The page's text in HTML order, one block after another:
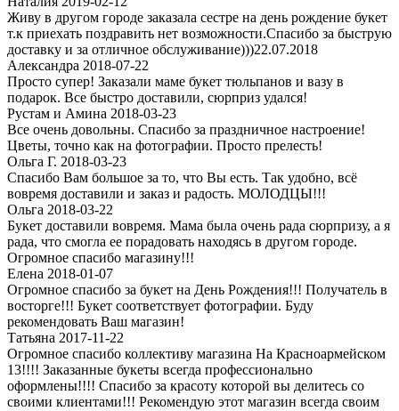
Живу в другом городе заказала сестре на день рождение букет
т.к приехать поздравить нет возможности.Спасибо за быструю
доставку и за отличное обслуживание)))22.07.2018
Александра 2018-07-22
Просто супер! Заказали маме букет тюльпанов и вазу в
подарок. Все быстро доставили, сюрприз удался!
Рустам и Амина 2018-03-23
Все очень довольны. Спасибо за праздничное настроение!
Цветы, точно как на фотографии. Просто прелесть!
Ольга Г. 2018-03-23
Спасибо Вам большое за то, что Вы есть. Так удобно, всё
вовремя доставили и заказ и радость. МОЛОДЦЫ!!!
Ольга 2018-03-22
Букет доставили вовремя. Мама была очень рада сюрпризу, а я
рада, что смогла ее порадовать находясь в другом городе.
Огpомное спасибо магазину!!!
Елена 2018-01-07
Огромное спасибо за букет на День Рождения!!! Получатель в
восторге!!! Букет соответствует фотографии. Буду
рекомендовать Ваш магазин!
Татьяна 2017-11-22
Огромное спасибо коллективу магазина На Красноармейском
13!!!! Заказанные букеты всегда профессионально
оформлены!!!! Спасибо за красоту которой вы делитесь со
своими клиентами!!! Рекомендую этот магазин всегда своим